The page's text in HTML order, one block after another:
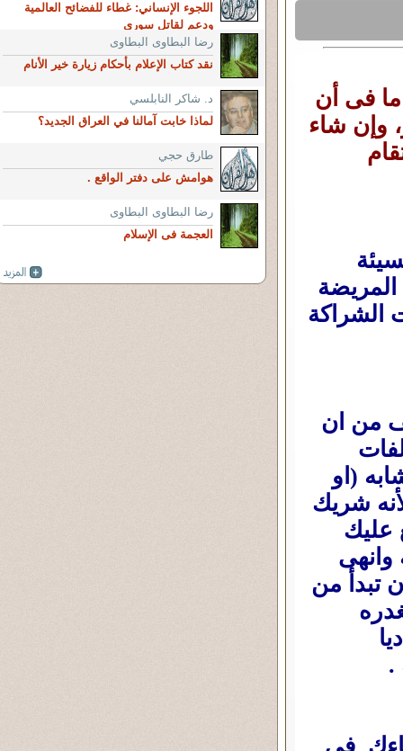
فى أن
وإن شاء
المريضة
الشراكة
من ان
(او
شريك
عليك
وانهى
تبدأ من
.
اللجوء الإنساني: غطاء للفضائح العالمية
ودعم لقاتل سوري
رضا البطاوى البطاوى
نقد كتاب الإعلام بأحكام زيارة خير الأنام
د. شاكر النابلسي
لماذا خابت آمالنا في العراق الجديد؟
طارق حجي
هوامش على دفتر الواقع .
رضا البطاوى البطاوى
العجمة فى الإسلام